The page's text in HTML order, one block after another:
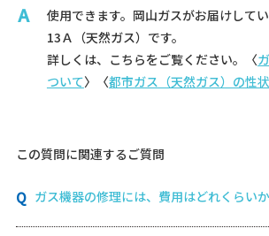
使用できます。岡山ガスがお届けして
13Ａ（天然ガス）です。
詳しくは、こちらをご覧ください。
〈
ついて〉〈都市ガス（天然ガス）の性状
この質問に関連するご質問
ガス機器の修理には、費用はどれくらい